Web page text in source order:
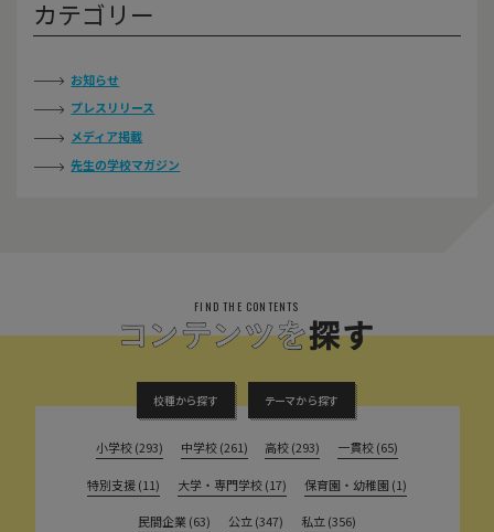
カテゴリー
お知らせ
プレスリリース
メディア掲載
先生の学校マガジン
FIND THE CONTENTS
校種から探す テーマから探す
小学校 (293) 中学校 (261) 高校 (293) 一貫校 (65)
特別支援 (11) 大学・専門学校 (17) 保育園・幼稚園 (1)
民間企業 (63) 公立 (347) 私立 (356)